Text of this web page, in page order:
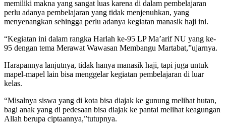
memiliki makna yang sangat luas karena di dalam pembelajaran
perlu adanya pembelajaran yang tidak menjenuhkan, yang
menyenangkan sehingga perlu adanya kegiatan manasik haji ini.
“Kegiatan ini dalam rangka Harlah ke-95 LP Ma’arif NU yang ke-
95 dengan tema Merawat Wawasan Membangu Martabat,”ujarnya.
Harapannya lanjutnya, tidak hanya manasik haji, tapi juga untuk
mapel-mapel lain bisa menggelar kegiatan pembelajaran di luar
kelas.
“Misalnya siswa yang di kota bisa diajak ke gunung melihat hutan,
bagi anak yang di pedesaan bisa diajak ke pantai melihat keagungan
Allah berupa ciptaannya,”tutupnya.